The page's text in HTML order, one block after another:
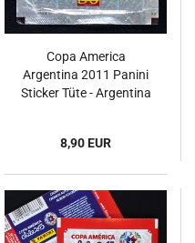
Copa America
Argentina 2011 Panini
Sticker Tüte - Argentina
8,90 EUR